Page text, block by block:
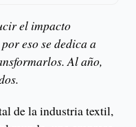
el impacto
eso se dedica a
Al año,
de la industria textil,